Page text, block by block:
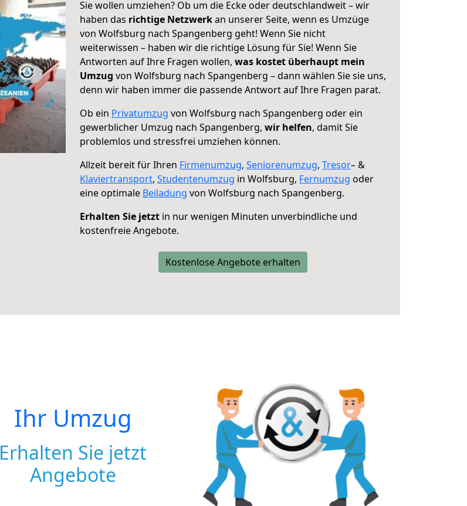
Sie wollen umziehen? Ob um die Ecke oder deutschlandweit – wir
haben das richtige Netzwerkan unserer Seite, wenn es Umzüge
von Wolfsburg nach Spangenberg geht! Wenn Sie nicht
weiterwissen – haben wir die richtige Lösung für Sie! Wenn Sie
Antworten auf Ihre Fragen wollen, was kostet überhaupt mein
Umzug von Wolfsburg nach Spangenberg – dann wählen Sie sie uns,
denn wir haben immer die passende Antwort auf Ihre Fragen parat.
Ob ein Privatumzug von Wolfsburg nach Spangenberg oder ein
gewerblicher Umzug nach Spangenberg, wir helfen, damit Sie
problemlos und stressfrei umziehen können.
Allzeit bereit für Ihren Firmenumzug, Seniorenumzug, Tresor– &
Klaviertransport, Studentenumzug in Wolfsburg, Fernumzug oder
eine optimale Beiladung von Wolfsburg nach Spangenberg.
Erhalten Sie jetzt in nur wenigen Minuten unverbindliche und
kostenfreie Angebote.
Kostenlose Angebote erhalten
Ihr Umzug
Erhalten Sie jetzt
Angebote